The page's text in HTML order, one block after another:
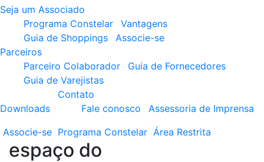
Seja um Associado
Programa Constelar
Vantagens
Guia de Shoppings
Associe-se
Parceiros
Parceiro Colaborador
Guia de Fornecedores
Guia de Varejistas
Downloads
Contato
Fale conosco
Assessoria de Imprensa
Associe-se Programa Constelar Área Restrita
espaço do